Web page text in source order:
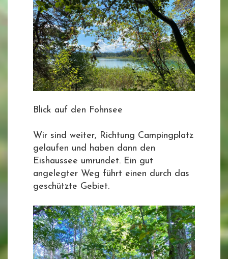
Blick auf den Fohnsee
Wir sind weiter, Richtung Campingplatz
gelaufen und haben dann den
Eishaussee umrundet. Ein gut
angelegter Weg führt einen durch das
geschützte Gebiet.